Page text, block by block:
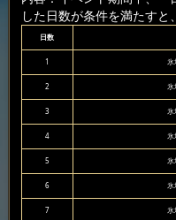
した日数が条件を満たすと
日数
1 氷
2 氷
3 氷
4 氷
5 氷
6 氷
7 氷